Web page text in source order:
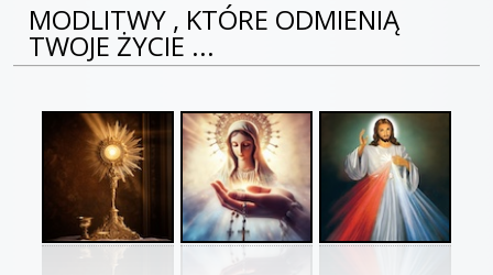
MODLITWY , KTÓRE ODMIENIĄ
TWOJE ŻYCIE ...